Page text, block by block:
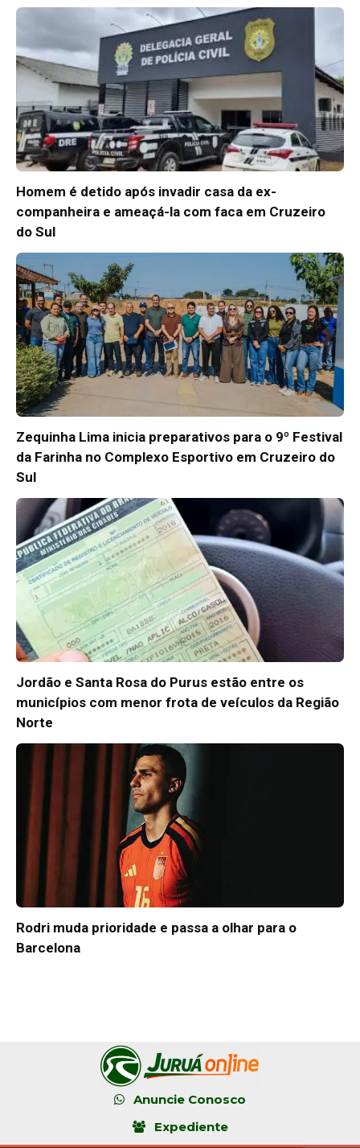
Homem é detido após invadir casa da ex-
companheira e ameaçá-la com faca em Cruzeiro
do Sul
Zequinha Lima inicia preparativos para o 9º Festival
da Farinha no Complexo Esportivo em Cruzeiro do
Sul
Jordão e Santa Rosa do Purus estão entre os
municípios com menor frota de veículos da Região
Norte
Rodri muda prioridade e passa a olhar para o
Barcelona
Anuncie Conosco
Expediente